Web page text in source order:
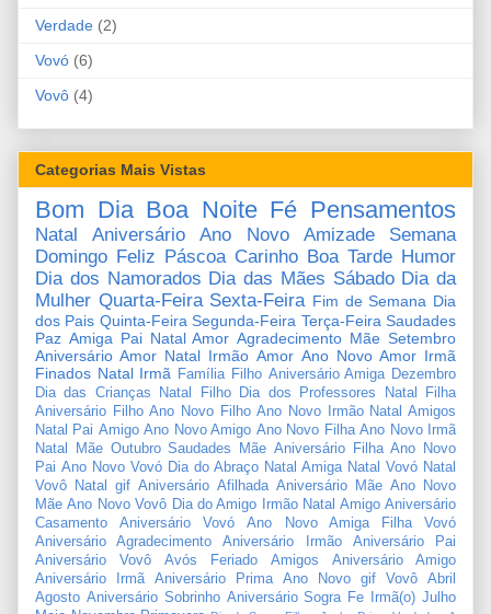
Verdade (2)
Vovó (6)
Vovô (4)
Categorias Mais Vistas
Bom Dia Boa Noite Fé Pensamentos
Natal Aniversário Ano Novo Amizade
Semana
Domingo Feliz Páscoa Carinho Boa Tarde Humor
Dia dos Namorados Dia das Mães Sábado Dia da
Mulher Quarta-Feira Sexta-Feira Fim de Semana Dia
dos Pais Quinta-Feira Segunda-Feira Terça-Feira Saudades
Paz Amiga Pai Natal Amor Agradecimento Mãe Setembro
Aniversário Amor Natal Irmão Amor Ano Novo Amor Irmã
Finados Natal Irmã Família Filho Aniversário Amiga Dezembro
Dia das Crianças
Natal Filho Dia dos Professores
Natal Filha
Aniversário Filho Ano Novo Filho Ano Novo Irmão Natal Amigos
Natal Pai Amigo Ano Novo Amigo Ano Novo Filha Ano Novo Irmã
Natal Mãe Outubro Saudades Mãe Aniversário Filha Ano Novo
Pai Ano Novo Vovó Dia do Abraço Natal Amiga Natal Vovó Natal
Vovô
Natal gif Aniversário Afilhada Aniversário Mãe Ano Novo
Mãe Ano Novo Vovô Dia do Amigo Irmão Natal Amigo Aniversário
Casamento
Aniversário Vovó Ano Novo Amiga Filha
Vovó
Aniversário Agradecimento
Aniversário Irmão
Aniversário Pai
Aniversário Vovô
Avós Feriado Amigos
Aniversário Amigo
Aniversário Irmã
Aniversário Prima Ano Novo gif Vovô
Abril
Agosto Aniversário Sobrinho Aniversário Sogra Fe Irmã(o) Julho